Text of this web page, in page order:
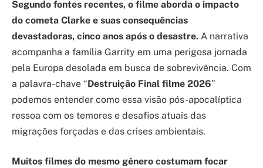
Segundo fontes recentes, o filme aborda o impacto
do cometa Clarke e suas consequências
devastadoras, cinco anos após o desastre. A narrativa
acompanha a família Garrity em uma perigosa jornada
pela Europa desolada em busca de sobrevivência. Com
a palavra-chave “Destruição Final filme 2026”
podemos entender como essa visão pós-apocalíptica
ressoa com os temores e desafios atuais das
migrações forçadas e das crises ambientais.
Muitos filmes do mesmo gênero costumam focar